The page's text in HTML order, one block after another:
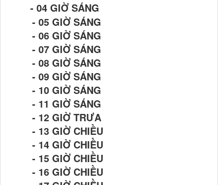
- 04 GIỜ SÁNG
- 05 GIỜ SÁNG
- 06 GIỜ SÁNG
- 07 GIỜ SÁNG
- 08 GIỜ SÁNG
- 09 GIỜ SÁNG
- 10 GIỜ SÁNG
- 11 GIỜ SÁNG
- 12 GIỜ TRƯA
- 13 GIỜ CHIỀU
- 14 GIỜ CHIỀU
- 15 GIỜ CHIỀU
- 16 GIỜ CHIỀU